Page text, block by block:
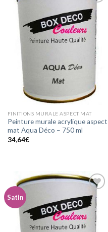
Ajouter
à la
wishlist
FINITIONS MURALE ASPECT MAT
Peinture murale acrylique aspect
mat Aqua Déco – 750 ml
34,64€
Satin
Ajouter
à la
wishlist